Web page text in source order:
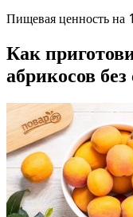
Пищевая ценность на
Как
абрикосов